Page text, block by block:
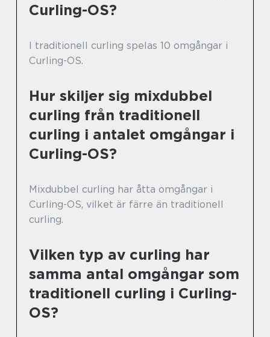
Curling-OS?
I traditionell curling spelas 10 omgångar i
Curling-OS.
Hur skiljer sig mixdubbel
curling från traditionell
curling i antalet omgångar i
Curling-OS?
Mixdubbel curling har åtta omgångar i
Curling-OS, vilket är färre än traditionell
curling.
Vilken typ av curling har
samma antal omgångar som
traditionell curling i Curling-
OS?